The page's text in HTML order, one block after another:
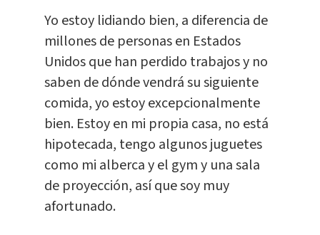
Yo estoy lidiando bien, a diferencia de
millones de personas en Estados
Unidos que han perdido trabajos y no
saben de dónde vendrá su siguiente
comida, yo estoy excepcionalmente
bien. Estoy en mi propia casa, no está
hipotecada, tengo algunos juguetes
como mi alberca y el gym y una sala
de proyección, así que soy muy
afortunado.